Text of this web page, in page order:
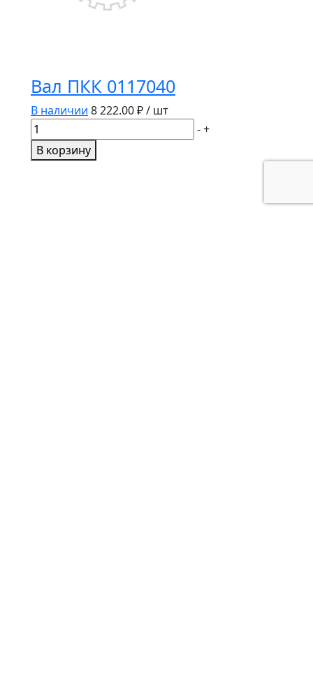
Вал ПКК 0117040
В наличии 8 222.00₽ / шт
Количество
товара
Вал
-+
В корзину